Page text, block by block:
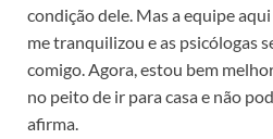
condição dele. Mas a equipe
me tranquilizou e as psicólogas
comigo. Agora, estou bem
no peito de ir para casa e não
afirma.